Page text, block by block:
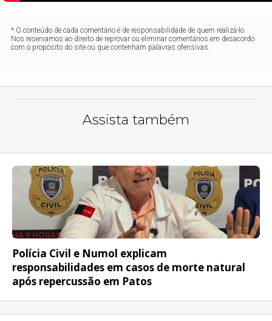
* O conteúdo de cada comentário é de responsabilidade de quem realizá-lo.
Nos reservamos ao direito de reprovar ou eliminar comentários em desacordo
com o propósito do site ou que contenham palavras ofensivas.
Assista também
HÁ 9 HORAS
Polícia Civil e Numol explicam
responsabilidades em casos de morte natural
após repercussão em Patos